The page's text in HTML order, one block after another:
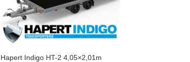
Hapert Indigo HT-2 4,05×2,01m